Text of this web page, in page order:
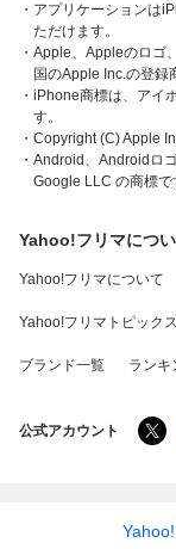
・アプリケーションは
ただけます。
・Apple、Appleのロゴ
国のApple Inc.の登録
・iPhone商標は、アイ
す。
・Copyright (C) Apple
・Android、Androidロ
Google LLC の商標で
Yahoo!フリマにつ
Yahoo!フリマについて
Yahoo!フリマトピックス
ブランド一覧 ランキ
公式アカウント